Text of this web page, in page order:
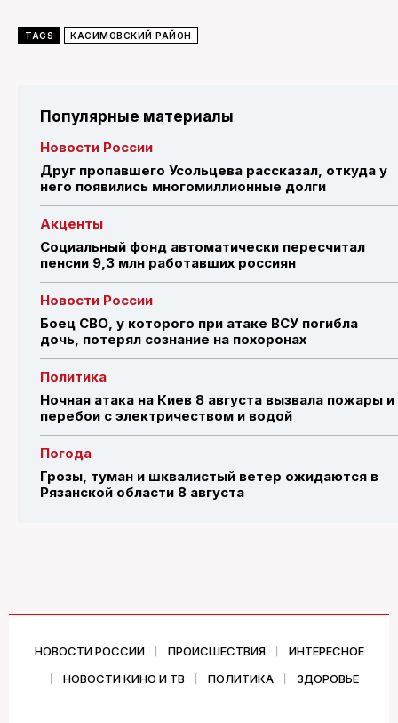
TAGS КАСИМОВСКИЙ РАЙОН
Популярные материалы
Новости России
Друг пропавшего Усольцева рассказал, откуда у
него появились многомиллионные долги
Акценты
Социальный фонд автоматически пересчитал
пенсии 9,3 млн работавших россиян
Новости России
Боец СВО, у которого при атаке ВСУ погибла
дочь, потерял сознание на похоронах
Политика
Ночная атака на Киев 8 августа вызвала пожары и
перебои с электричеством и водой
Погода
Грозы, туман и шквалистый ветер ожидаются в
Рязанской области 8 августа
НОВОСТИ РОССИИ ПРОИСШЕСТВИЯ
ИНТЕРЕСНОЕ
НОВОСТИ КИНО И ТВ
ПОЛИТИКА ЗДОРОВЬЕ